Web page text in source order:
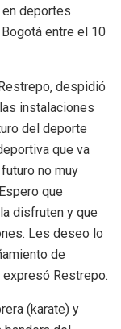
deportes
entre el 10
despidió
instalaciones
del deporte
que va
no muy
que
disfruten y que
Les deseo lo
de
expresó Restrepo.
(karate) y